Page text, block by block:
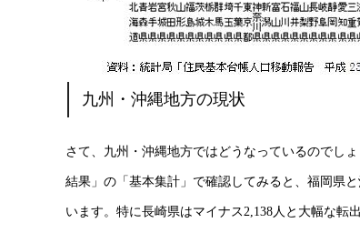
九州・沖縄地方の現状
さて、九州・沖縄地方ではどうなっているのでし
結果」の「基本集計」で確認してみると、福岡県
います。特に長崎県はマイナス2,138人と大幅な転